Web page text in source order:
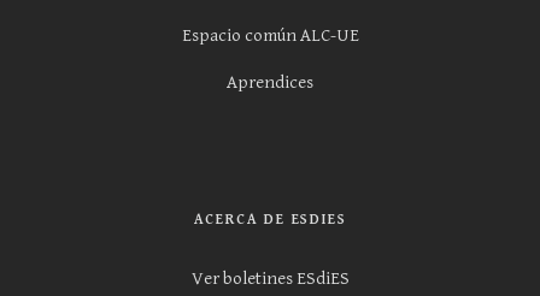
Espacio común ALC-UE
Aprendices
ACERCA DE ESDIES
Ver boletines ESdiES